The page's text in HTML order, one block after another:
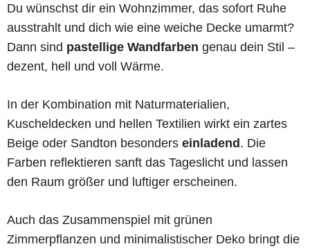
Du wünschst dir ein Wohnzimmer, das sofort Ruhe
ausstrahlt und dich wie eine weiche Decke umarmt?
Dann sind pastellige Wandfarben genau dein Stil –
dezent, hell und voll Wärme.
In der Kombination mit Naturmaterialien,
Kuscheldecken und hellen Textilien wirkt ein zartes
Beige oder Sandton besonders einladend . Die
Farben reflektieren sanft das Tageslicht und lassen
den Raum größer und luftiger erscheinen.
Auch das Zusammenspiel mit grünen
Zimmerpflanzen und minimalistischer Deko bringt die